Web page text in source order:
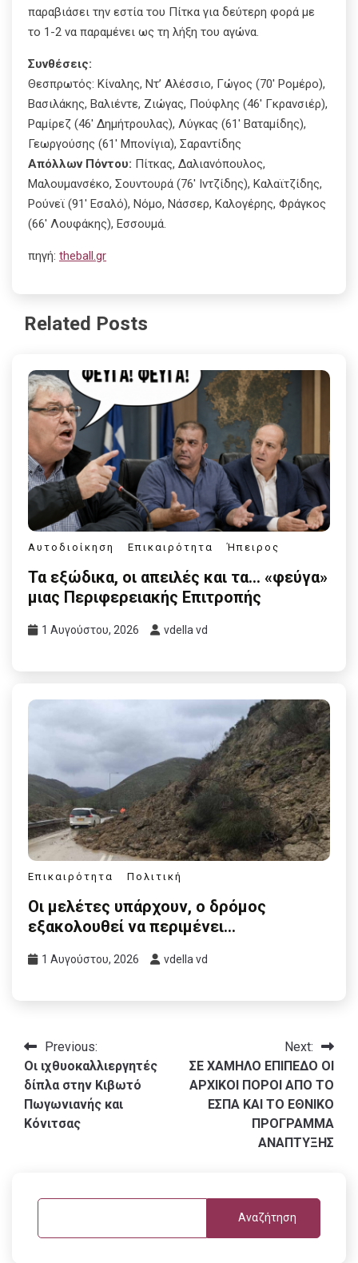
παραβιάσει την εστία του Πίτκα για δεύτερη φορά με
το 1-2 να παραμένει ως τη λήξη του αγώνα.
Συνθέσεις:
Θεσπρωτός: Κίναλης, Ντ’ Αλέσσιο, Γώγος (70′ Ρομέρο),
Βασιλάκης, Βαλιέντε, Ζιώγας, Πούφλης (46′ Γκρανσιέρ),
Ραμίρεζ (46′ Δημήτρουλας), Λύγκας (61′ Βαταμίδης),
Γεωργούσης (61′ Μπονίγια), Σαραντίδης
Απόλλων Πόντου: Πίτκας, Δαλιανόπουλος,
Μαλουμανσέκο, Σουντουρά (76′ Ιντζίδης), Καλαϊτζίδης,
Ρούνεϊ (91′ Εσαλό), Νόμο, Νάσσερ, Καλογέρης, Φράγκος
(66′ Λουφάκης), Εσσουμά.
πηγή: theball.gr
Related Posts
Αυτοδιοίκηση Επικαιρότητα Ήπειρος
Τα εξώδικα, οι απειλές και τα… «φεύγα»
μιας Περιφερειακής Επιτροπής
1 Αυγούστου, 2026 vdella vd
Επικαιρότητα Πολιτική
Οι μελέτες υπάρχουν, ο δρόμος
εξακολουθεί να περιμένει…
1 Αυγούστου, 2026 vdella vd
Πλοήγηση
άρθρων
Previous:
Οι ιχθυοκαλλιεργητές
δίπλα στην Κιβωτό
Πωγωνιανής και
Κόνιτσας
Next:
ΣΕ ΧΑΜΗΛΟ ΕΠΙΠΕΔΟ ΟΙ
ΑΡΧΙΚΟΙ ΠΟΡΟΙ ΑΠΟ ΤΟ
ΕΣΠΑ ΚΑΙ ΤΟ ΕΘΝΙΚΟ
ΠΡΟΓΡΑΜΜΑ
ΑΝΑΠΤΥΞΗΣ
Αναζήτηση